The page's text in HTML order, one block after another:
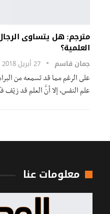
مترجم: هل يتساوى
العلمية؟
جمان قاسم 27 أبريل 2018
على الرغم مما قد تسمعه من
علم النفس، إلا أنَّ العلم قد زيّف
معلومات عنا